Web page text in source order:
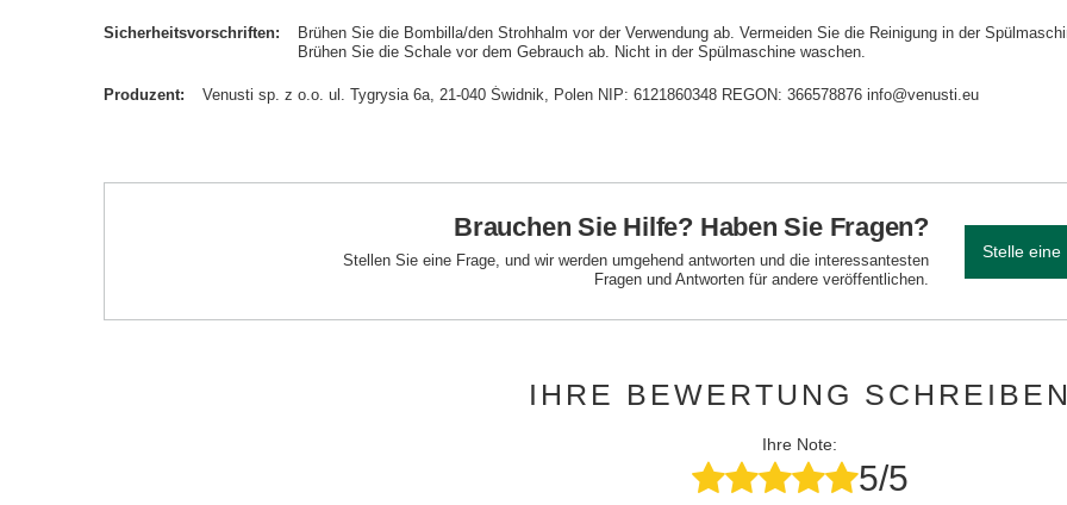
Sicherheitsvorschriften
Brühen Sie die Bombilla/den Strohhalm vor der Verwendung ab. Vermeiden Sie die Reinigung in der
Brühen Sie die Schale vor dem Gebrauch ab. Nicht in der Spülmaschine waschen.
Produzent Venusti sp. z o.o. ul. Tygrysia 6a, 21-040 Świdnik, Polen NIP: 6121860348 REGON: 366578876 info@venusti.eu
Brauchen Sie Hilfe? Haben Sie Fragen?
Stellen Sie eine Frage, und wir werden umgehend antworten und die interessantesten
Fragen und Antworten für andere veröffentlichen.
Stelle eine
IHRE BEWERTUNG
Ihre Note:
5/5